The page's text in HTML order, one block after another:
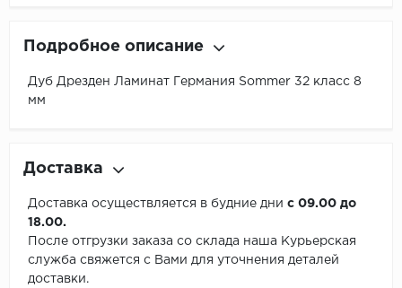
Подробное описание
Дуб Дрезден Ламинат Германия Sommer 32 класс 8
мм
Доставка
Доставка осуществляется в будние дни с 09.00 до
18.00.
После отгрузки заказа со склада наша Курьерская
служба свяжется с Вами для уточнения деталей
доставки.